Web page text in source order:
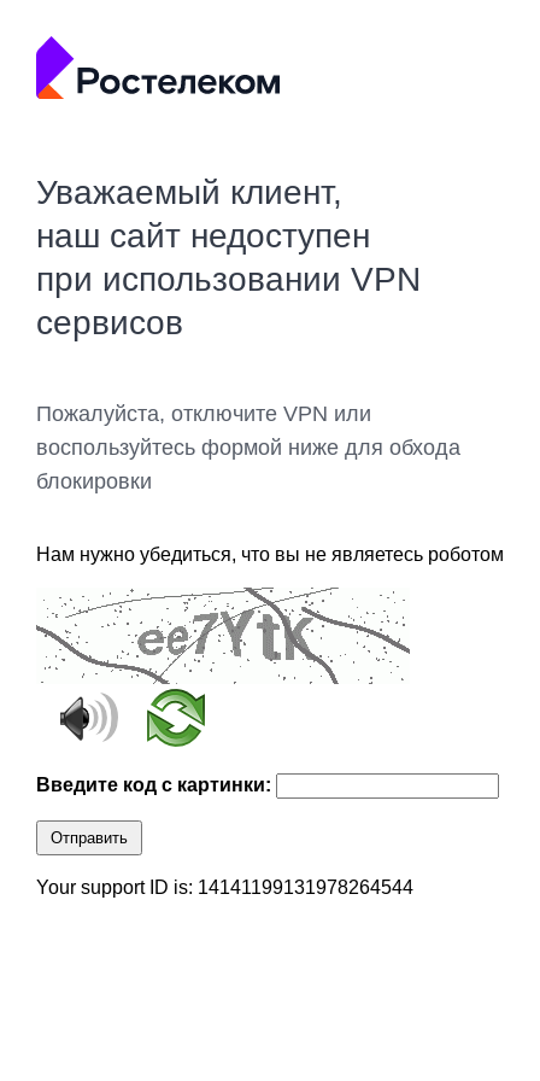
Уважаемый клиент,
наш сайт недоступен
при использовании VPN
сервисов
Пожалуйста, отключите VPN или
воспользуйтесь формой ниже для обхода
блокировки
Нам нужно убедиться, что вы не являетесь роботом
Введите код с картинки:
Отправить
Your support ID is: 14141199131978264544